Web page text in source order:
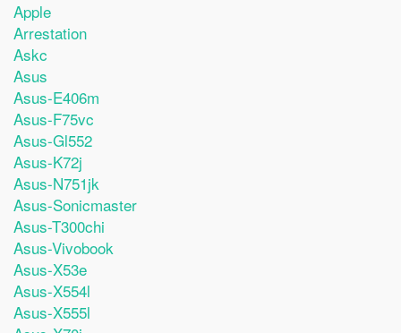
Apple
Arrestation
Askc
Asus
Asus-E406m
Asus-F75vc
Asus-Gl552
Asus-K72j
Asus-N751jk
Asus-Sonicmaster
Asus-T300chi
Asus-Vivobook
Asus-X53e
Asus-X554l
Asus-X555l